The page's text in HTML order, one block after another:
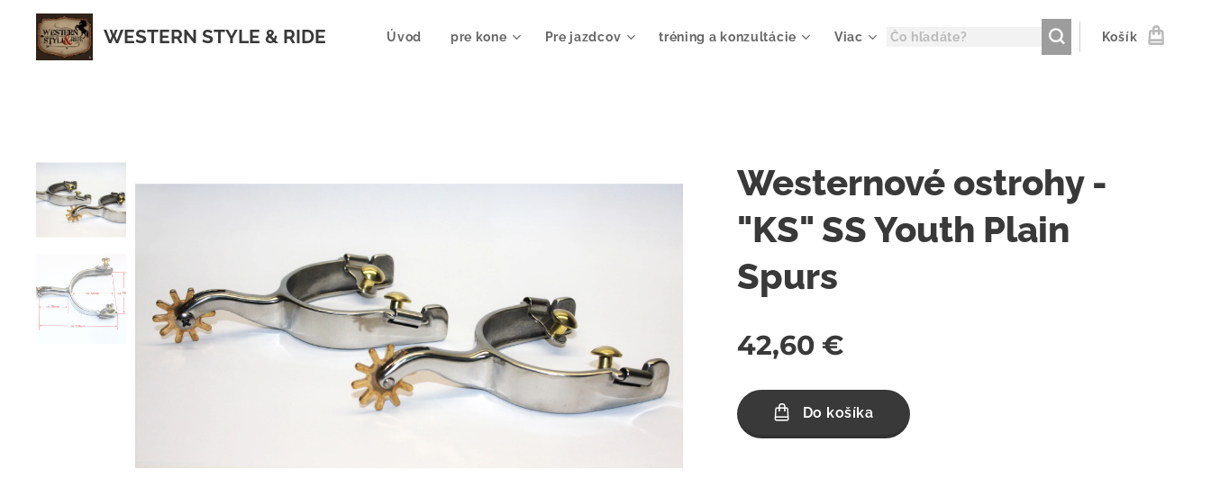
WESTERN STYLE & RIDE Úvod pre kone Pre jazdcov tréning a konzultácie Viac Košík
Westernové ostrohy -
"KS" SS Youth Plain
Spurs
42,60 €
Do košíka